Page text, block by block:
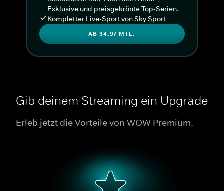
Exklusive und preisgekrönte Top-Serien.
Kompletter Live-Sport von Sky Sport
AB 34,97 MTL.
Gib deinem Streaming ein Upgrade
Erleb jetzt die Vorteile von WOW Premium.